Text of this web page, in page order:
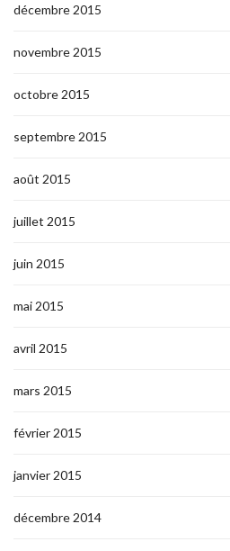
décembre 2015
novembre 2015
octobre 2015
septembre 2015
août 2015
juillet 2015
juin 2015
mai 2015
avril 2015
mars 2015
février 2015
janvier 2015
décembre 2014